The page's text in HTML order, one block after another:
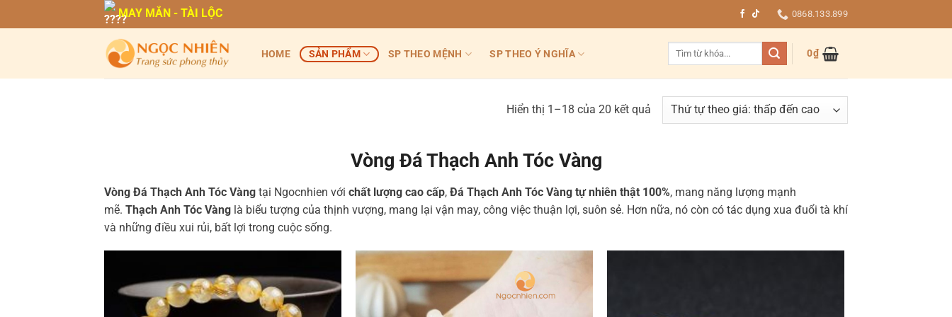
qua
MAY MẮN - TÀI LỘC 0868.133.899
HOME SẢN PHẨM SP THEO MỆNH SP THEO Ý NGHĨA 0₫
Hiển thị 1–18 của 20 kết quả
Vòng Đá Thạch Anh Tóc Vàng
Vòng Đá Thạch Anh Tóc Vàng tại Ngocnhien với chất lượng cao cấp, Đá Thạch Anh Tóc Vàng tự nhiên thật 100%, mang năng lượng mạnh
mẽ. Thạch Anh Tóc Vàng là biểu tượng của thịnh vượng, mang lại vận may, công việc thuận lợi, suôn sẻ. Hơn nữa, nó còn có tác dụng xua đuổi tà khí
và những điều xui rủi, bất lợi trong cuộc sống.